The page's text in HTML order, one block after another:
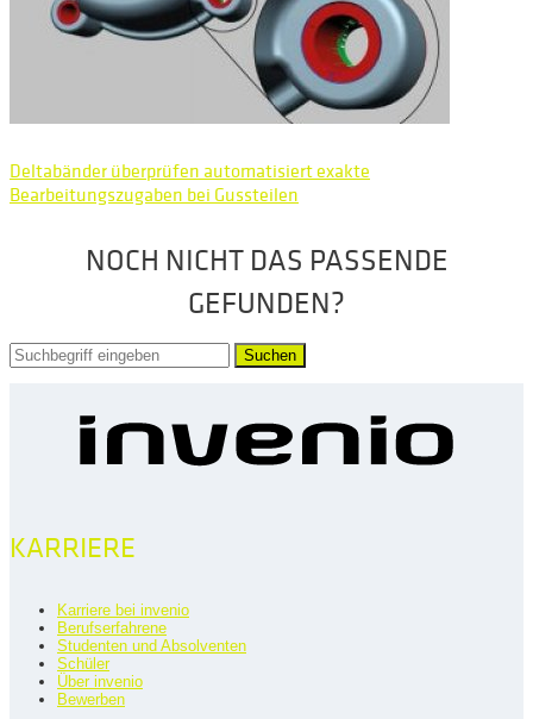
Deltabänder überprüfen automatisiert exakte
Bearbeitungszugaben bei Gussteilen
NOCH NICHT DAS PASSENDE
GEFUNDEN?
Suchen
KARRIERE
Karriere bei invenio
Berufserfahrene
Studenten und Absolventen
Schüler
Über invenio
Bewerben